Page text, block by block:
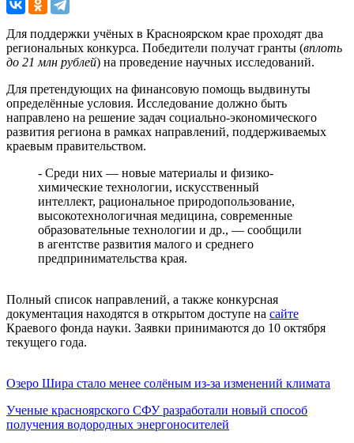
Для поддержки учёных в Красноярском крае проходят два
региональных конкурса. Победители получат гранты (вплоть
до 21 млн рублей) на проведение научных исследований.
Для претендующих на финансовую помощь выдвинуты
определённые условия. Исследование должно быть
направлено на решение задач социально-экономического
развития региона в рамках направлений, поддерживаемых
краевым правительством.
- Среди них — новые материалы и физико-
химические технологии, искусственный
интеллект, рациональное природопользование,
высокотехнологичная медицина, современные
образовательные технологии и др., — сообщили
в агентстве развития малого и среднего
предпринимательства края.
Полный список направлений, а также конкурсная
документация находятся в открытом доступе на сайте
Краевого фонда науки. Заявки принимаются до 10 октября
текущего года.
Озеро Шира стало менее солёным из-за изменений климата
Ученые красноярского СФУ разработали новый способ
получения водородных энергоносителей